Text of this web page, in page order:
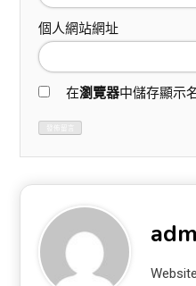
個人網站網址
在瀏覽器中儲存顯示